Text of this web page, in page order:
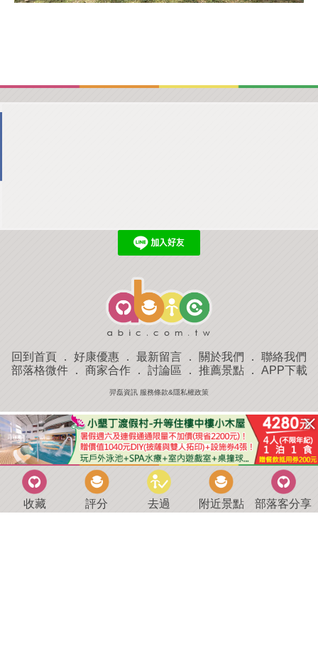
回到首頁 ． 好康優惠 ． 最新留言 ． 關於我們 ． 聯絡我們
部落格微件． 商家合作． 討論區 ． 推薦景點． APP下載
羿磊資訊 服務條款&隱私權政策
收藏 評分 去過 附近景點 部落客分享